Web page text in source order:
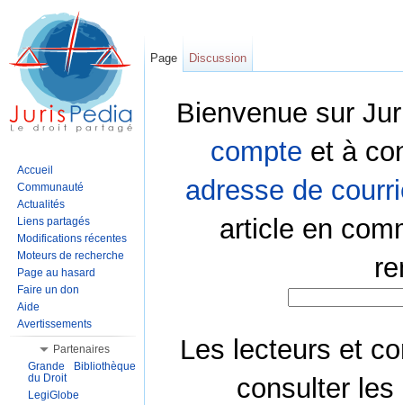
Bienvenue sur
compte et à
adresse de
article en
Les lecteurs et
consulter les
Page Discussion
Accueil
Communauté
Actualités
Liens partagés
Modifications récentes
Moteurs de recherche
Page au hasard
Faire un don
Aide
Avertissements
Partenaires
Grande Bibliothèque
du Droit
LegiGlobe